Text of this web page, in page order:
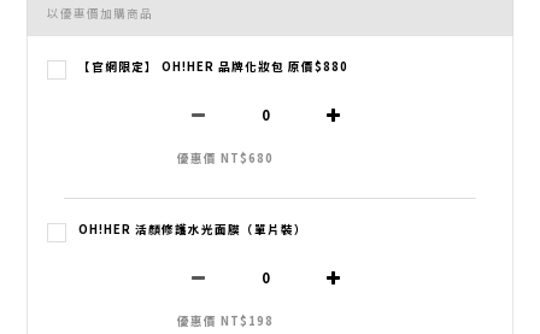
以優惠價加購商品
【官網限定】 OH!HER 品牌化妝包 原價$880
優惠價 NT$680
OH!HER 活顏修護水光面膜（單片裝）
優惠價 NT$198